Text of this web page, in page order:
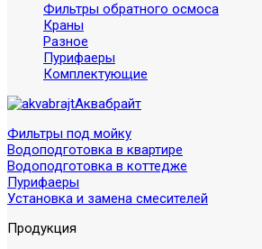
Фильтры обратного осмоса
Краны
Разное
Пурифаеры
Комплектующие
Аквабрайт
Фильтры под мойку
Водоподготовка в квартире
Водоподготовка в коттедже
Пурифаеры
Установка и замена смесителей
Продукция